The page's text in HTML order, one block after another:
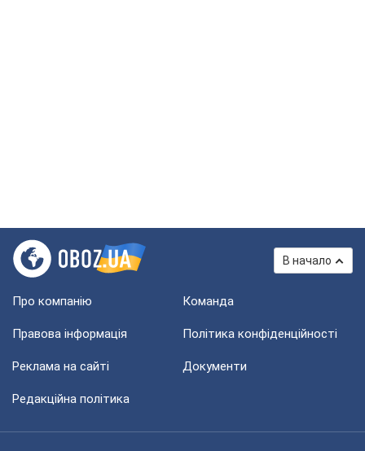
В начало
Про компанію Команда
Правова інформація Політика конфіденційності
Реклама на сайті Документи
Редакційна політика